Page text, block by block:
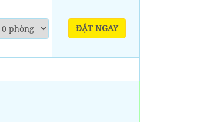
ĐẶT NGAY